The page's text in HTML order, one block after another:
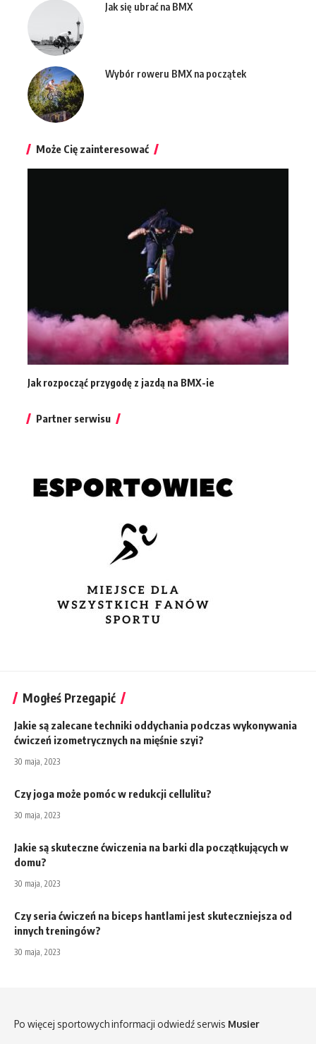
Jak się ubrać na BMX
Wybór roweru BMX na początek
Może Cię zainteresować
Jak rozpocząć przygodę z jazdą na BMX-ie
Partner serwisu
Mogłeś Przegapić
Jakie są zalecane techniki oddychania podczas wykonywania
ćwiczeń izometrycznych na mięśnie szyi?
30 maja, 2023
Czy joga może pomóc w redukcji cellulitu?
30 maja, 2023
Jakie są skuteczne ćwiczenia na barki dla początkujących w
domu?
30 maja, 2023
Czy seria ćwiczeń na biceps hantlami jest skuteczniejsza od
innych treningów?
30 maja, 2023
Po więcej sportowych informacji odwiedź serwis Musier